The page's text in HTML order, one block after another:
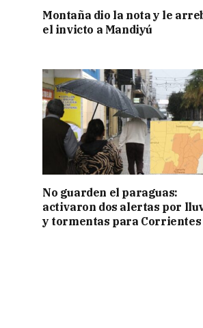
Montaña dio la nota y le
el invicto a Mandiyú
No guarden el paraguas:
activaron dos alertas por
y tormentas para Corrientes